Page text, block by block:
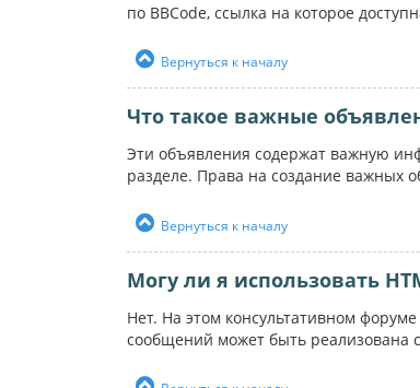
по BBCode, ссылка на которое
Вернуться к началу
Что такое важные
Эти объявления содержат важную
разделе. Права на создание важных
Вернуться к началу
Могу ли я использовать
Нет. На этом консультативном
сообщений может быть реализована